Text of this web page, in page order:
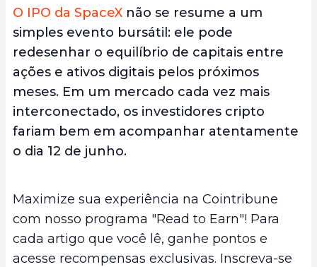
O IPO da SpaceX não se resume a um
simples evento bursátil: ele pode
redesenhar o equilíbrio de capitais entre
ações e ativos digitais pelos próximos
meses. Em um mercado cada vez mais
interconectado, os investidores cripto
fariam bem em acompanhar atentamente
o dia 12 de junho.
Maximize sua experiência na Cointribune
com nosso programa "Read to Earn"! Para
cada artigo que você lê, ganhe pontos e
acesse recompensas exclusivas. Inscreva-se